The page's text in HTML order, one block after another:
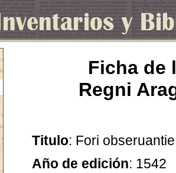
Ficha de
Regni
Titulo: Fori
Año de edición: 1542